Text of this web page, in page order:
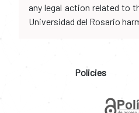
any legal action related to
Universidad del Rosario
Policies